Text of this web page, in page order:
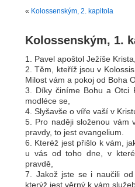
« Kolossenským, 2. kapitola
Kolossenským, 1.
1. Pavel apoštol Ježíše
2. Těm, kteříž jsou v
Milost vám a pokoj od Boha
3. Díky činíme Bohu a Otci
modléce se,
4. Slyšavše o víře vaší v
5. Pro naději složenou vám
pravdy, to jest evangelium.
6. Kteréž jest přišlo k vám,
u vás od toho dne, v
pravdě,
7. Jakož jste se i naučili od
kterýž jest věrný k vám